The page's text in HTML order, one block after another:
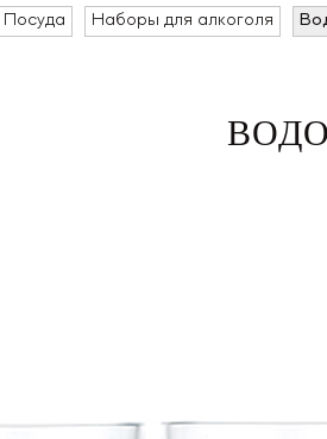
Посуда Наборы для алкоголя